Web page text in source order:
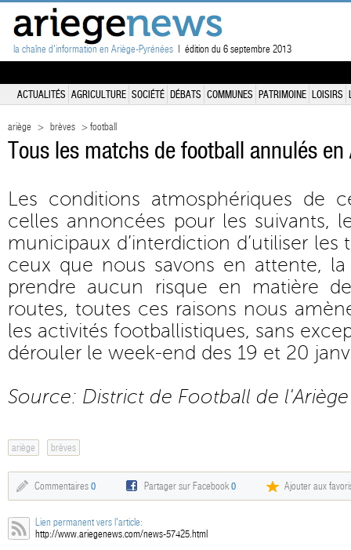
la chaîne d'information en Ariège-Pyrénées | édition du 6 septembre 2013
ACTUALITÉS AGRICULTURE SOCIÉTÉ DÉBATS COMMUNES PATRIMOINE LOISIRS
ariège > brèves > football
Tous les matchs de football annulés
Les conditions atmosphériques de
celles annoncées pour les suivants,
municipaux d’interdiction d’utiliser les
ceux que nous savons en attente,
prendre aucun risque en matière
routes, toutes ces raisons nous
les activités footballistiques, sans
dérouler le week-end des 19 et 20
Source: District de Football de l'Ariège
ariège brèves
Commentaires 0 Partager sur Facebook0 Ajouter aux
Lien permanent vers l'article:
http://www.ariegenews.com/news-57425.html